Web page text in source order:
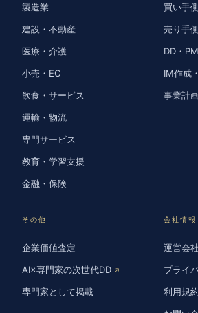
製造業
建設・不動産
医療・介護
小売・EC
飲食・サービス
運輸・物流
専門サービス
教育・学習支援
金融・保険
買い手
売り手
DD・
IM作成
事業計
その他
企業価値査定
AI×専門家の次世代DD ↗
専門家として掲載
会社情報
運営会
プライ
利用規約